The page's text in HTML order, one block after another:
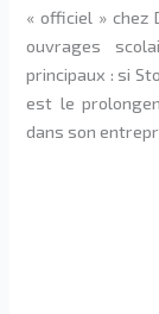
« officiel » chez
ouvrages
principaux : si
est le
dans son